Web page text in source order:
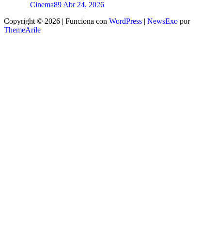
Cinema89 Abr 24, 2026
Copyright © 2026 | Funciona con WordPress | NewsExo por
ThemeArile